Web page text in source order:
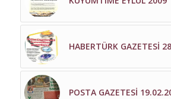
HABERTÜRK GAZETESİ
POSTA GAZETESİ